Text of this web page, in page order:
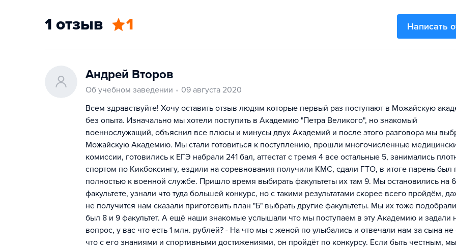
1 отзыв 1 Написать
Андрей Второв
Об учебном заведении
09 августа 2020
Всем здравствуйте! Хочу оставить отзыв людям которые первый раз поступают в Можайскую
без опыта. Изначально мы хотели поступить в Академию "Петра Великого", но знакомый
военнослужащий, объяснил все плюсы и минусы двух Академий и после этого разговора мы
Можайскую Академию. Мы стали готовиться к поступлению, прошли многочисленные
комиссии, готовились к ЕГЭ набрали 241 бал, аттестат с тремя 4 все остальные 5, занимались
спортом по Кикбоксингу, ездили на соревнования получили КМС, сдали ГТО, в итоге парень был
полностью к военной службе. Пришло время выбирать факультеты их там 9. Мы остановились на 6
факультете, узнали что туда большей конкурс, но с такими результатами скорее всего пройдём,
не получится нам сказали приготовить план "Б" выбрать другие факультеты. Мы их тоже
был 8 и 9 факультет. А ещё наши знакомые услышали что мы поступаем в эту Академию и задали
вопрос, у вас что есть 1 млн. рублей? - На что мы с женой по улыбались и отвечали нам за сына не
что с его знаниями и спортивными достижениями, он пройдёт по конкурсу. Если быть честным,